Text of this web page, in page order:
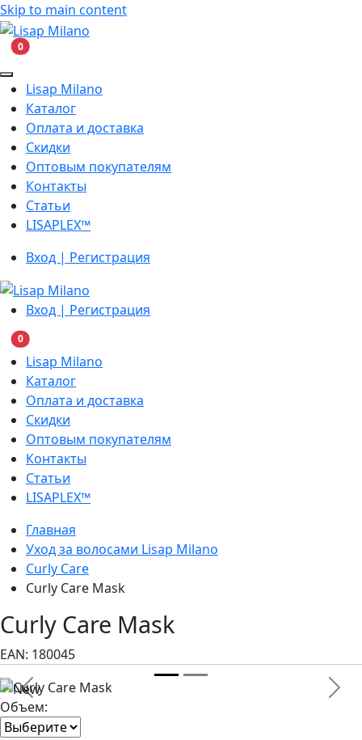
Skip to main content
0В корзину
Lisap Milano
Каталог
Оплата и доставка
Скидки
Оптовым покупателям
Контакты
Статьи
LISAPLEX™
Вход | Регистрация
Вход | Регистрация
0В корзину
Lisap Milano
Каталог
Оплата и доставка
Скидки
Оптовым покупателям
Контакты
Статьи
LISAPLEX™
Главная
Уход за волосами Lisap Milano
Curly Care
Curly Care Mask
Curly Care Mask
EAN: 180045
Previous Next
Объем: